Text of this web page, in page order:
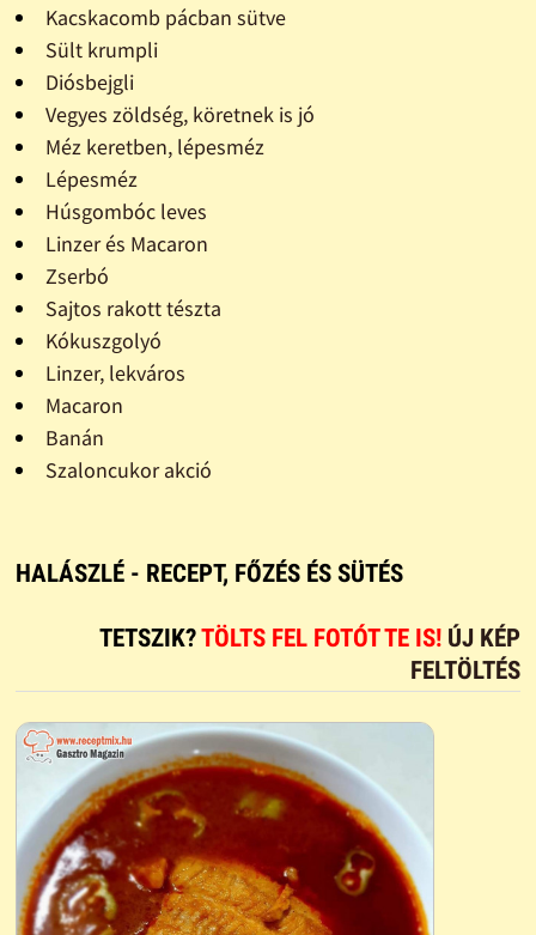
Kacskacomb pácban sütve
Sült krumpli
Diósbejgli
Vegyes zöldség, köretnek is jó
Méz keretben, lépesméz
Lépesméz
Húsgombóc leves
Linzer és Macaron
Zserbó
Sajtos rakott tészta
Kókuszgolyó
Linzer, lekváros
Macaron
Banán
Szaloncukor akció
HALÁSZLÉ - RECEPT, FŐZÉS ÉS SÜTÉS
TETSZIK?TÖLTS FEL FOTÓT TE IS! ÚJ KÉP
FELTÖLTÉS